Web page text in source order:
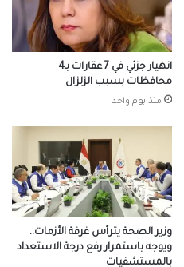
انهيار جزئي في 7 عقارات بـ4
محافظات بسبب الزلزال
منذ يوم واحد
وزير الصحة يترأس غرفة الأزمات..
ويوجه باستمرار رفع درجة الاستعداد
بالمستشفيات